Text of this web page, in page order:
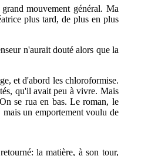
mouvement général. Ma
plus tard, de plus en plus
n'aurait douté alors que la
et d'abord les chloroformise.
qu'il avait peu à vivre. Mais
se rua en bas. Le roman, le
un emportement voulu de
la matière, à son tour,